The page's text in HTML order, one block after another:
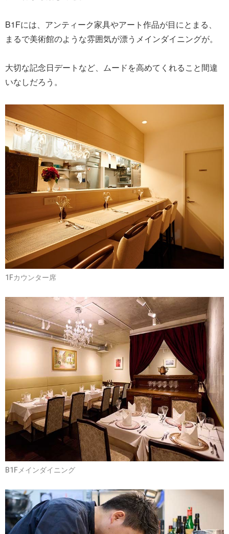
B1Fには、アンティーク家具やアート作品が目にとまる、
まるで美術館のような雰囲気が漂うメインダイニングが。
大切な記念日デートなど、ムードを高めてくれること間違
いなしだろう。
1Fカウンター席
B1Fメインダイニング